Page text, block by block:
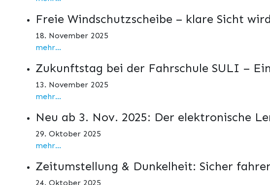
Freie Windschutzscheibe – klare Sicht
18. November 2025
mehr...
Zukunftstag bei der Fahrschule SULI –
13. November 2025
mehr...
Neu ab 3. Nov. 2025: Der elektronische
29. Oktober 2025
mehr...
Zeitumstellung & Dunkelheit: Sicher
24. Oktober 2025